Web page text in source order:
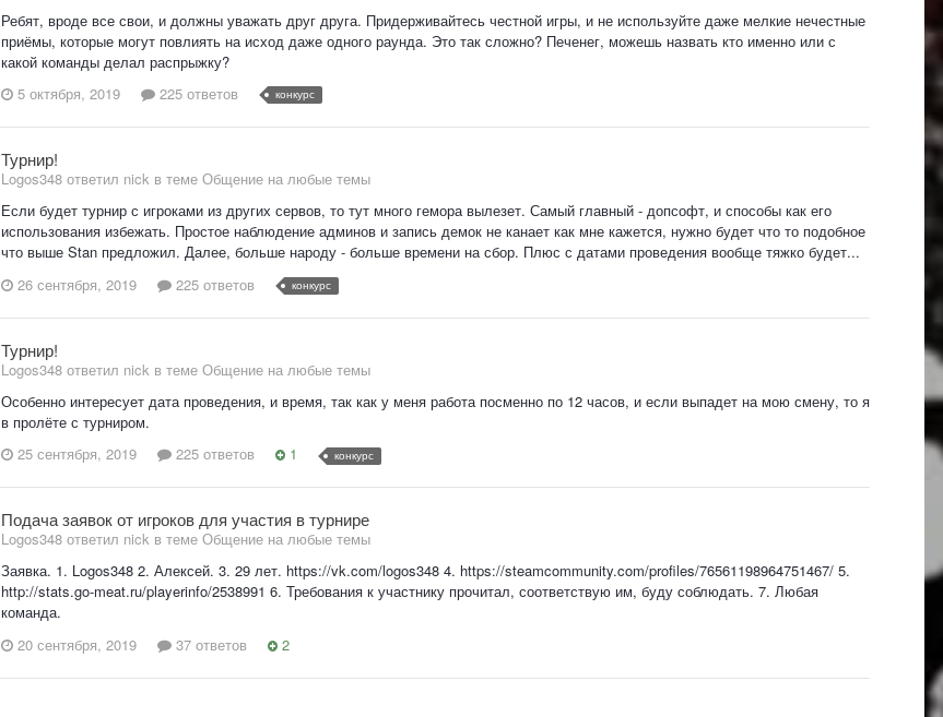
Ребят, вроде все свои, и должны уважать друг друга. Придерживайтесь честной игры, и не используйте даже мелкие нечестные
приёмы, которые могут повлиять на исход даже одного раунда. Это так сложно? Печенег, можешь назвать кто именно или с
какой команды делал распрыжку?
5 октября, 2019
225 ответов конкурс
Турнир!
Logos348 ответил nick в теме Общение на любые темы
Если будет турнир с игроками из других сервов, то тут много гемора вылезет. Самый главный - допсофт, и способы как его
использования избежать. Простое наблюдение админов и запись демок не канает как мне кажется, нужно будет что то подобное
что выше Stan предложил. Далее, больше народу - больше времени на сбор. Плюс с датами проведения вообще тяжко будет...
26 сентября, 2019
225 ответов конкурс
Турнир!
Logos348 ответил nick в теме Общение на любые темы
Особенно интересует дата проведения, и время, так как у меня работа посменно по 12 часов, и если выпадет на мою смену, то я
в пролёте с турниром.
25 сентября, 2019
225 ответов 1 конкурс
Подача заявок от игроков для участия в турнире
Logos348 ответил nick в теме Общение на любые темы
Заявка. 1. Logos348 2. Алексей. 3. 29 лет. https://vk.com/logos348 4. https://steamcommunity.com/profiles/76561198964751467/ 5.
http://stats.go-meat.ru/playerinfo/2538991 6. Требования к участнику прочитал, соответствую им, буду соблюдать. 7. Любая
команда.
20 сентября, 2019
37 ответов 2